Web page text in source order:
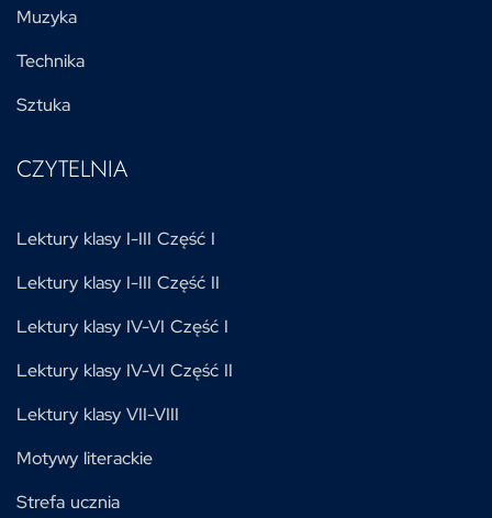
Muzyka
Technika
Sztuka
CZYTELNIA
Lektury klasy I-III Część I
Lektury klasy I-III Część II
Lektury klasy IV-VI Część I
Lektury klasy IV-VI Część II
Lektury klasy VII-VIII
Motywy literackie
Strefa ucznia